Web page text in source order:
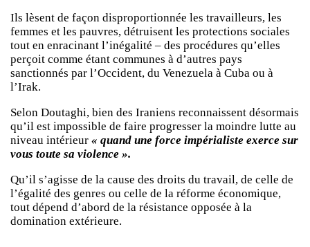
Ils lèsent de façon disproportionnée les travailleurs, les
femmes et les pauvres, détruisent les protections sociales
tout en enracinant l’inégalité – des procédures qu’elles
perçoit comme étant communes à d’autres pays
sanctionnés par l’Occident, du Venezuela à Cuba ou à
l’Irak.
Selon Doutaghi, bien des Iraniens reconnaissent désormais
qu’il est impossible de faire progresser la moindre lutte au
niveau intérieur « quand une force impérialiste exerce sur
vous toute sa violence ».
Qu’il s’agisse de la cause des droits du travail, de celle de
l’égalité des genres ou celle de la réforme économique,
tout dépend d’abord de la résistance opposée à la
domination extérieure.